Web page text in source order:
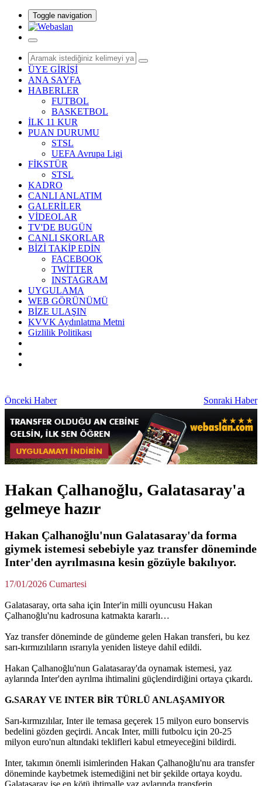
Toggle navigation
ÜYE GİRİŞİ
ANA SAYFA
HABERLER
FUTBOL
BASKETBOL
İLK 11 KUR
PUAN DURUMU
STSL
UEFA Avrupa Ligi
FİKSTÜR
STSL
KADRO
CANLI ANLATIM
GALERİLER
VİDEOLAR
TV'DE BUGÜN
CANLI SKORLAR
BİZİ TAKİP EDİN
FACEBOOK
TWİTTER
INSTAGRAM
UYGULAMA
WEB GÖRÜNÜMÜ
BİZE ULAŞIN
KVVK Aydınlatma Metni
Gizlilik Politikası
Önceki Haber Sonraki Haber
Hakan Çalhanoğlu, Galatasaray'a
gelmeye hazır
Hakan Çalhanoğlu'nun Galatasaray'da forma
giymek istemesi sebebiyle yaz transfer döneminde
Inter'den ayrılmasına kesin gözüyle bakılıyor.
17/01/2026 Cumartesi
Galatasaray, orta saha için Inter'in milli oyuncusu Hakan
Çalhanoğlu'nu kadrosuna katmakta kararlı…
Yaz transfer döneminde de gündeme gelen Hakan transferi, bu kez
sarı-kırmızılıların ısrarıyla yeniden listeye dahil edildi.
Hakan Çalhanoğlu'nun Galatasaray'da oynamak istemesi, yaz
aylarında Inter'den ayrılma ihtimalini güçlendirdiğini ortaya çıkardı.
G.SARAY VE INTER BİR TÜRLÜ ANLAŞAMIYOR
Sarı-kırmızılılar, Inter ile temasa geçerek 15 milyon euro bonservis
bedelini gözden geçirdi. Ancak Inter, milli futbolcu için 20-25
milyon euro'nun altındaki teklifleri kabul etmeyeceğini bildirdi.
Inter, takımın önemli isimlerinden Hakan Çalhanoğlu'nu ara transfer
döneminde kaybetmek istemediğini net bir şekilde ortaya koydu.
Galatasaray ise en kötü ihtimalle yaz aylarında transferin